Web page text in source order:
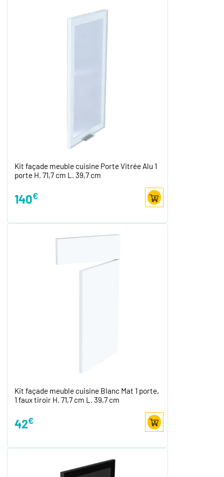
Kit façade meuble cuisine Porte Vitrée Alu 1
porte H. 71,7 cm L. 39,7 cm
140€
Kit façade meuble cuisine Blanc Mat 1 porte,
1 faux tiroir H. 71,7 cm L. 39,7 cm
42€